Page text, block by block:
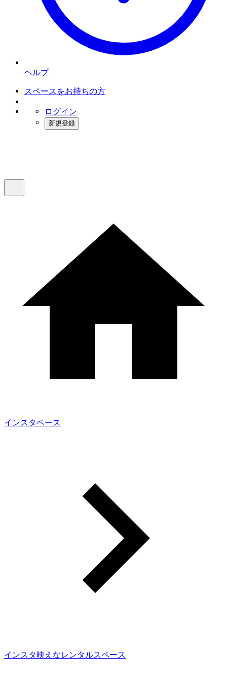
ヘルプ
スペースをお持ちの方
ログイン
新規登録
インスタベース
インスタ映えなレンタルスペース